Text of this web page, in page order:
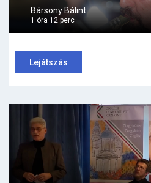
Bársony Bálint
1 óra 12 perc
Lejátszás